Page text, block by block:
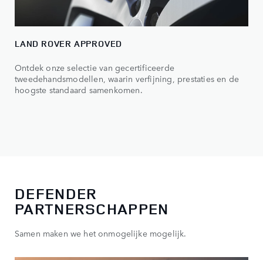
LAND ROVER APPROVED
Ontdek onze selectie van gecertificeerde
tweedehandsmodellen, waarin verfijning, prestaties en de
hoogste standaard samenkomen.
DEFENDER
PARTNERSCHAPPEN
Samen maken we het onmogelijke mogelijk.